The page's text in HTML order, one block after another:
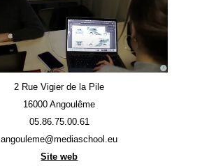
2 Rue Vigier de la Pile
16000 Angoulême
05.86.75.00.61
angouleme@mediaschool.eu
Site web